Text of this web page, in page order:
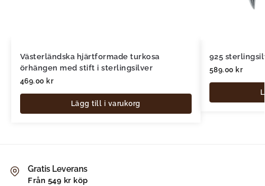
Västerländska hjärtformade turkosa
örhängen med stift i sterlingsilver
469.00 kr
Lägg till i varukorg
925
589.00 kr
Gratis Leverans
Från 549 kr köp